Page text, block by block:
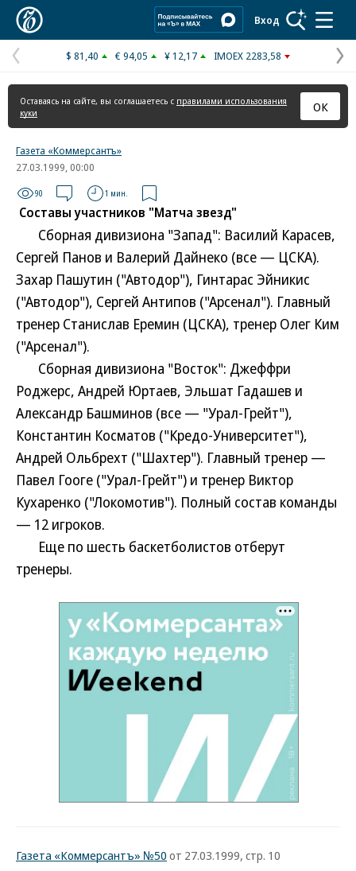
Вход
Предыдущая
страница
$ 81,40 € 94,05 ¥ 12,17 IMOEX 2283,58
Оставаясь на сайте, вы соглашаетесь с правилами использования
куки
ОК
Газета «Коммерсантъ»
27.03.1999, 00:00
90 1 мин.
Составы участников "Матча звезд"
Сборная дивизиона "Запад": Василий Карасев,
Сергей Панов и Валерий Дайнеко (все — ЦСКА).
Захар Пашутин ("Автодор"), Гинтарас Эйникис
("Автодор"), Сергей Антипов ("Арсенал"). Главный
тренер Станислав Еремин (ЦСКА), тренер Олег Ким
("Арсенал").
Сборная дивизиона "Восток": Джеффри
Роджерс, Андрей Юртаев, Эльшат Гадашев и
Александр Башминов (все — "Урал-Грейт"),
Константин Косматов ("Кредо-Университет"),
Андрей Ольбрехт ("Шахтер"). Главный тренер —
Павел Гооге ("Урал-Грейт") и тренер Виктор
Кухаренко ("Локомотив"). Полный состав команды
— 12 игроков.
Еще по шесть баскетболистов отберут
тренеры.
Газета «Коммерсантъ» №50 от 27.03.1999, стр. 10